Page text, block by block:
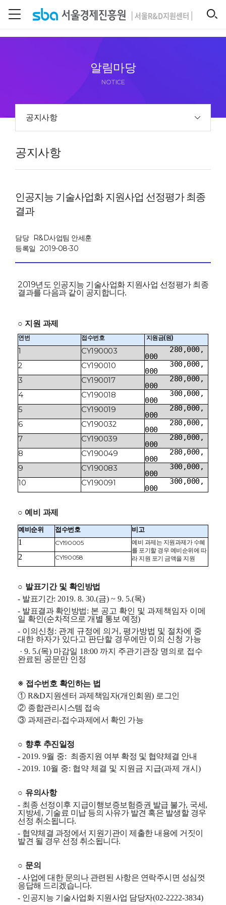
알림마당
NOTICE
공지사항
공지사항
인공지능 기술사업화 지원사업 선정평가 최종
결과
담당
R&D사업팀 안세훈
등록일 2019-08-30
2019년도 인공지능 기술사업화 지원사업 선정평가 최종
결과를 다음과 같이 공지합니다.
○ 지원 과제
연번 접수번호 지원금(원)
1 CY190003
280,000,
000
2 CY190010
300,000,
000
3 CY190017
280,000,
000
4 CY190018
300,000,
000
5 CY190019
280,000,
000
6 CY190032
280,000,
000
7 CY190039
280,000,
000
8 CY190049
280,000,
000
9 CY190083
300,000,
000
10 CY190091
300,000,
000
○ 예비 과제
예비순위 접수번호 비고
1 CY190005
예비 과제는 지원과제가 수혜
를 포기할 경우 예비순위에 따
라 지원 포기 금액을 지원
2 CY190058
○ 발표기간 및 확인방법
- 발표기간: 2019. 8. 30.(금) ~ 9. 5.(목)
- 발표결과 확인방법: 본 공고 확인 및 과제책임자 이메
일 확인(순차적으로 개별 통보 예정)
- 이의신청: 관계 규정에 의거, 평가방법 및 절차에 중
대한 하자가 있다고 판단할 경우에만 이의 신청 가능
· 9. 5.(목) 마감일 18:00 까지 주관기관장 명의로 접수
완료된 공문만 인정
※ 접수번호 확인하는 법
① R&D지원센터 과제책임자(개인회원) 로그인
② 종합관리시스템 접속
③ 과제관리-접수과제에서 확인 가능
○ 향후 추진일정
- 2019. 9월 중: 최종지원 여부 확정 및 협약체결 안내
- 2019. 10월 중: 협약 체결 및 지원금 지급(과제 개시)
○ 유의사항
- 최종 선정이후 지급이행보증보험증권 발급 불가, 국세,
지방세, 기술료 미납 등의 사유가 발견 혹은 발생할 경우
선정 취소됩니다.
- 협약체결 과정에서 지원기관이 제출한 내용에 거짓이
발견 될 경우 선정 취소됩니다.
○ 문의
- 사업에 대한 문의나 관련된 사항은 연락주시면 성심껏
응답해 드리겠습니다.
- 인공지능 기술사업화 지원사업 담당자(02-2222-3834)